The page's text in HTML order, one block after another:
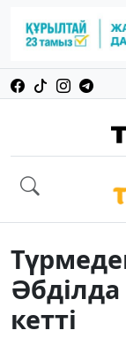
кетті